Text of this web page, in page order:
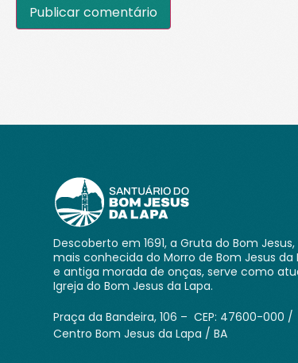
Descoberto em 1691, a Gruta do Bom Jesus,
mais conhecida do Morro de Bom Jesus da
e antiga morada de onças, serve como
Igreja do Bom Jesus da Lapa.
Praça da Bandeira, 106 – CEP: 47600-000 /
Centro Bom Jesus da Lapa / BA